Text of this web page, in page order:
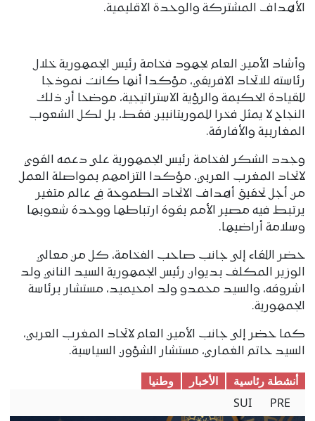
الأهداف المشتركة والوحدة الاقليمية.
وأشاد الأمين العام بجهود فخامة رئيس الجمهورية خلال
رئاسته للاتحاد الافريقي، مؤكدا أنها كانت نموذجا
للقيادة الحكيمة والرؤية الاستراتيجية، موضحا أن ذلك
النجاح لا يمثل فخرا للموريتانيين فقط، بل لكل الشعوب
المغاربية والأفارقة.
وجدد الشكر لفخامة رئيس الجمهورية على دعمه القوي
لاتحاد المغرب العربي، مؤكدا التزامهم بمواصلة العمل
من أجل تحقيق أهداف الاتحاد الطموحة في عالم متغير
يرتبط فيه مصير الأمم بقوة ارتباطها ووحدة شعوبها
وسلامة أراضيها.
حضر اللقاء إلى جانب صاحب الفخامة، كل من معالي
الوزير المكلف بديوان رئيس الجمهورية السيد الناني ولد
اشروقه، والسيد محمدو ولد امحيميد، مستشار برئاسة
الجمهورية.
كما حضر إلى جانب الأمين العام لاتحاد المغرب العربي،
السيد حاتم الغماري، مستشار الشؤون السياسية.
أنشطة رئاسية الأخبار
وطنیا
PRE
SUI